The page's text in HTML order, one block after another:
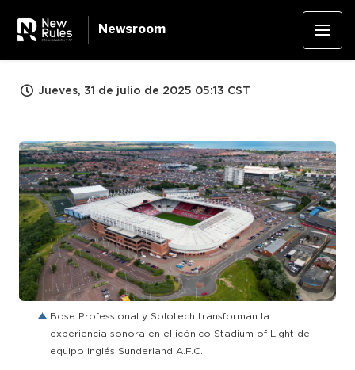
Newsroom
Jueves, 31 de julio de 2025 05:13 CST
PNG
Bose Professional y Solotech transforman la
experiencia sonora en el icónico Stadium of Light del
equipo inglés Sunderland A.F.C.